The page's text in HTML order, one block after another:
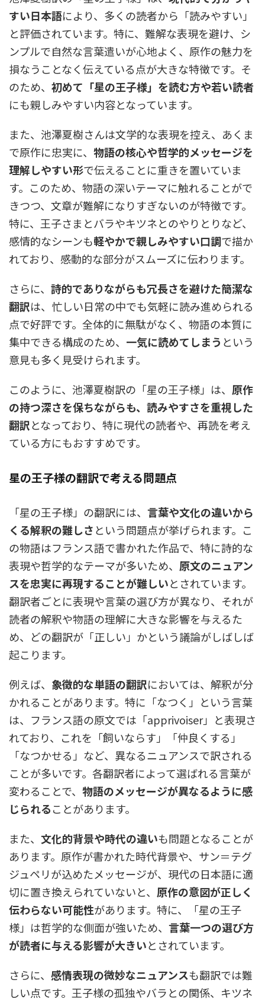
すい日本語により、多くの読者から「読みやすい」
と評価されています。特に、難解な表現を避け、シ
ンプルで自然な言葉遣いが心地よく、原作の魅力を
損なうことなく伝えている点が大きな特徴です。そ
のため、 初めて「星の王子様」を読む方や若い読者
にも親しみやすい内容となっています。
また、池澤夏樹さんは文学的な表現を控え、あくま
で原作に忠実に、 物語の核心や哲学的メッセージを
理解しやすい形で伝えることに重きを置いていま
す。このため、物語の深いテーマに触れることがで
きつつ、文章が難解になりすぎないのが特徴です。
特に、王子さまとバラやキツネとのやりとりなど、
感情的なシーンも軽やかで親しみやすい口調で描か
れており、感動的な部分がスムーズに伝わります。
さらに、 詩的でありながらも冗長さを避けた簡潔な
翻訳は、忙しい日常の中でも気軽に読み進められる
点で好評です。全体的に無駄がなく、物語の本質に
集中できる構成のため、 一気に読めてしまう という
意見も多く見受けられます。
このように、池澤夏樹訳の「星の王子様」は、 原作
の持つ深さを保ちながらも、読みやすさを重視した
翻訳となっており、特に現代の読者や、再読を考え
ている方にもおすすめです。
星の王子様の翻訳で考える問題点
「星の王子様」の翻訳には、 言葉や文化の違いから
くる解釈の難しさという問題点が挙げられます。こ
の物語はフランス語で書かれた作品で、特に詩的な
表現や哲学的なテーマが多いため、 原文のニュアン
スを忠実に再現することが難しいとされています。
翻訳者ごとに表現や言葉の選び方が異なり、それが
読者の解釈や物語の理解に大きな影響を与えるた
め、どの翻訳が「正しい」かという議論がしばしば
起こります。
例えば、 象徴的な単語の翻訳においては、解釈が分
かれることがあります。特に「なつく」という言葉
は、フランス語の原文では「apprivoiser」と表現さ
れており、これを「飼いならす」「仲良くする」
「なつかせる」など、異なるニュアンスで訳される
ことが多いです。各翻訳者によって選ばれる言葉が
変わることで、 物語のメッセージが異なるように感
じられることがあります。
また、 文化的背景や時代の違いも問題となることが
あります。原作が書かれた時代背景や、サン＝テグ
ジュペリが込めたメッセージが、現代の日本語に適
切に置き換えられていないと、 原作の意図が正しく
伝わらない可能性があります。特に、「星の王子
様」は哲学的な側面が強いため、 言葉一つの選び方
が読者に与える影響が大きいとされています。
さらに、 感情表現の微妙なニュアンスも翻訳では難
しい点です。王子様の孤独やバラとの関係、キツネ